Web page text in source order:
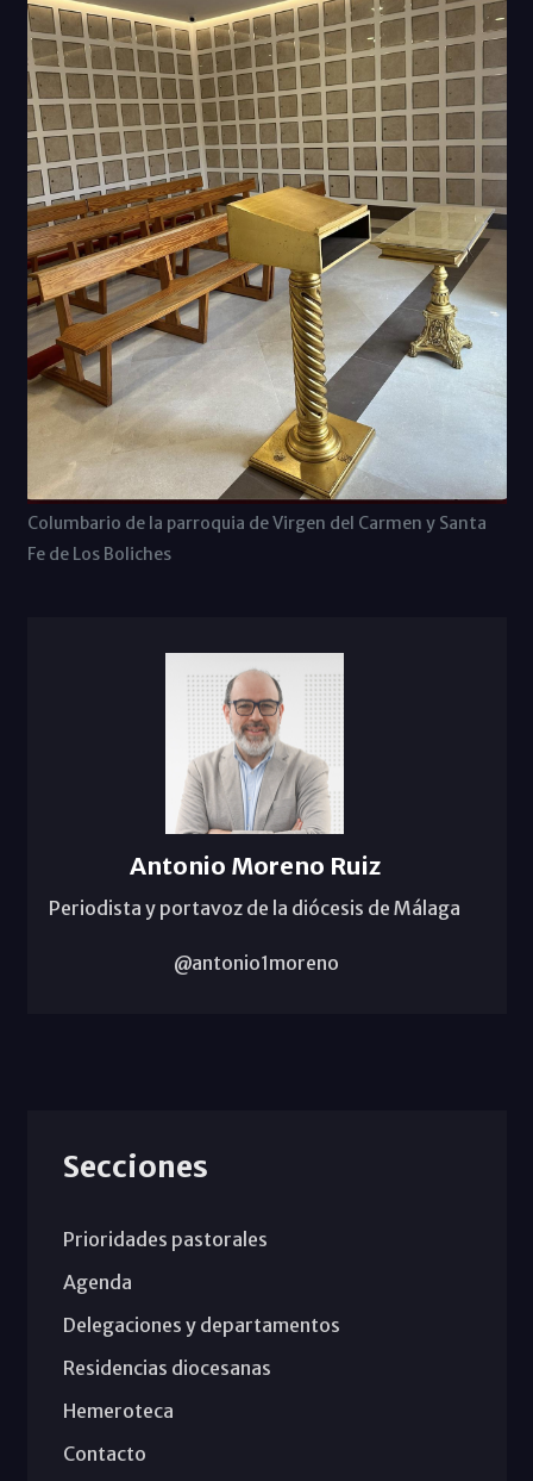
Columbario de la parroquia de Virgen del Carmen y Santa
Fe de Los Boliches
Antonio Moreno Ruiz
Periodista y portavoz de la diócesis de Málaga
@antonio1moreno
Secciones
Prioridades pastorales
Agenda
Delegaciones y departamentos
Residencias diocesanas
Hemeroteca
Contacto